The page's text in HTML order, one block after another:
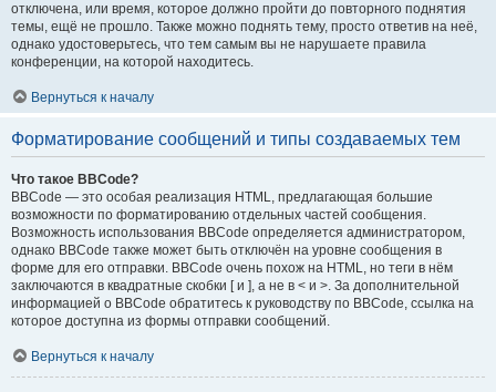
отключена, или время, которое должно пройти до повторного поднятия
темы, ещё не прошло. Также можно поднять тему, просто ответив на неё,
однако удостоверьтесь, что тем самым вы не нарушаете правила
конференции, на которой находитесь.
Вернуться к началу
Форматирование сообщений и типы создаваемых тем
Что такое BBCode?
BBCode — это особая реализация HTML, предлагающая большие
возможности по форматированию отдельных частей сообщения.
Возможность использования BBCode определяется администратором,
однако BBCode также может быть отключён на уровне сообщения в
форме для его отправки. BBCode очень похож на HTML, но теги в нём
заключаются в квадратные скобки [ и ], а не в < и >. За дополнительной
информацией о BBCode обратитесь к руководству по BBCode, ссылка на
которое доступна из формы отправки сообщений.
Вернуться к началу